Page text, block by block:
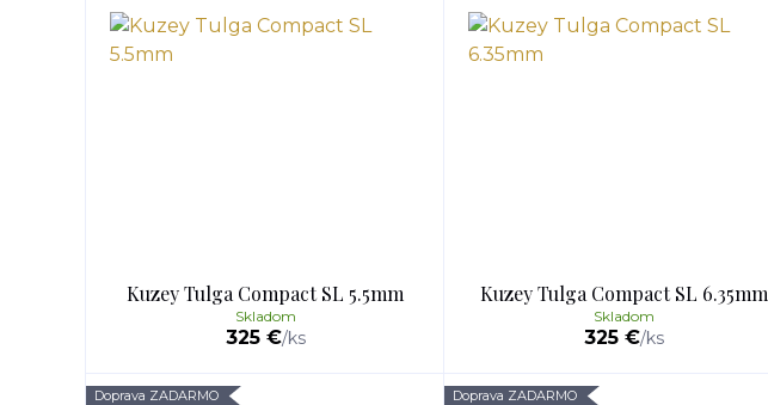
Kuzey Tulga Compact SL 5.5mm
325 €/ks
Skladom
Kuzey Tulga Compact SL 6.35mm
325 €/ks
Skladom
Doprava ZADARMO Doprava ZADARMO